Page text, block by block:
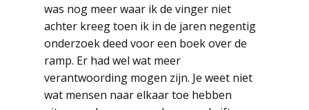
was nog meer waar ik de vinger niet
achter kreeg toen ik in de jaren negentig
onderzoek deed voor een boek over de
ramp. Er had wel wat meer
verantwoording mogen zijn. Je weet niet
wat mensen naar elkaar toe hebben